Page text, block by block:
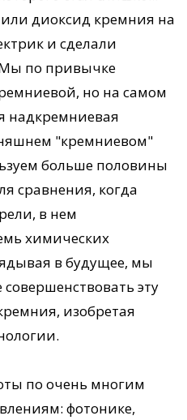
диоксид кремния на
и сделали
Мы по привычке
но на самом
надкремниевая
"кремниевом"
больше половины
сравнения, когда
в нем
химических
в будущее, мы
эту
изобретая
по очень многим
фотонике,